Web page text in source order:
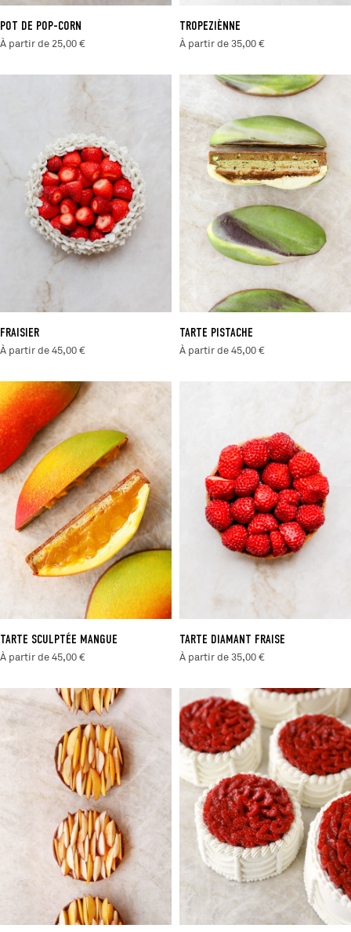
POT DE POP-CORN
À partir de 25,00 €
TROPEZIÈNNE
À partir de 35,00 €
FRAISIER
À partir de 45,00 €
TARTE PISTACHE
À partir de 45,00 €
TARTE SCULPTÉE MANGUE
À partir de 45,00 €
TARTE DIAMANT FRAISE
À partir de 35,00 €